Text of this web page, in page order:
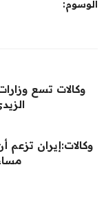
صور
Arabic
الوسوم:
‏وكالات تسع